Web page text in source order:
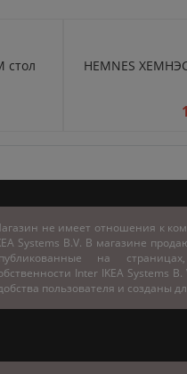
стол
HEMNES
не имеет отношения к
Systems B.V. В магазине
на
Inter IKEA Systems
пользователя и созданы